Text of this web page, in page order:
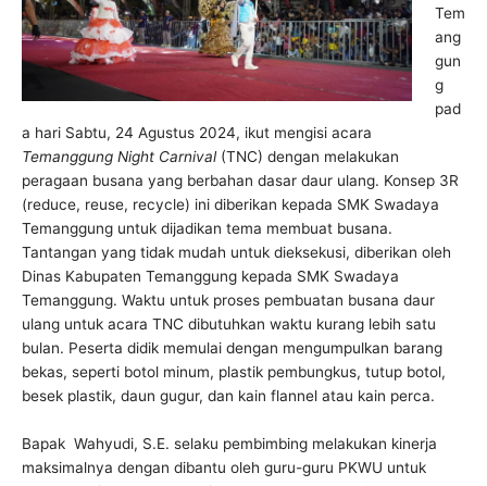
Tem
ang
gun
g
pad
a hari Sabtu, 24 Agustus 2024, ikut mengisi acara
Temanggung Night Carnival(TNC) dengan melakukan
peragaan busana yang berbahan dasar daur ulang. Konsep 3R
(reduce, reuse, recycle) ini diberikan kepada SMK Swadaya
Temanggung untuk dijadikan tema membuat busana.
Tantangan yang tidak mudah untuk dieksekusi, diberikan oleh
Dinas Kabupaten Temanggung kepada SMK Swadaya
Temanggung. Waktu untuk proses pembuatan busana daur
ulang untuk acara TNC dibutuhkan waktu kurang lebih satu
bulan. Peserta didik memulai dengan mengumpulkan barang
bekas, seperti botol minum, plastik pembungkus, tutup botol,
besek plastik, daun gugur, dan kain flannel atau kain perca.
Bapak Wahyudi, S.E. selaku pembimbing melakukan kinerja
maksimalnya dengan dibantu oleh guru-guru PKWU untuk